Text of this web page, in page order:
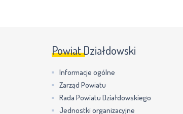
Powiat Działdowski
Informacje ogólne
Zarząd Powiatu
Rada Powiatu Działdowskiego
Jednostki organizacyjne